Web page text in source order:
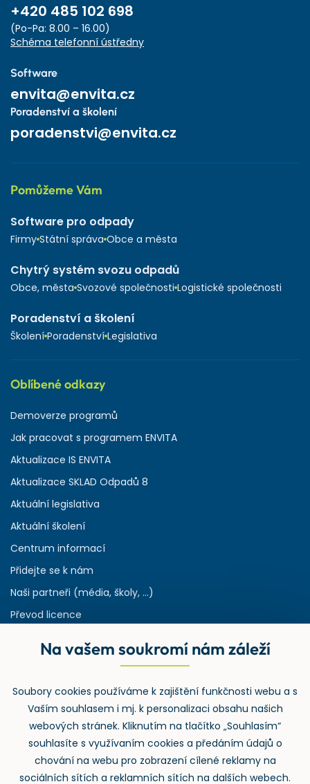
+420 485 102 698
(Po-Pa: 8.00 – 16.00)
Schéma telefonní ústředny
Software
envita@envita.cz
Poradenství a školení
poradenstvi@envita.cz
Pomůžeme Vám
Software pro odpady
Firmy Státní správa Obce a města
Chytrý systém svozu odpadů
Obce, města Svozové společnosti Logistické společnosti
Poradenství a školení
Školení Poradenství Legislativa
Oblíbené odkazy
Demoverze programů
Jak pracovat s programem ENVITA
Aktualizace IS ENVITA
Aktualizace SKLAD Odpadů 8
Aktuální legislativa
Aktuální školení
Centrum informací
Přidejte se k nám
Naši partneři (média, školy, ...)
Převod licence
Rejstřík používaných zkratek v odpadech
Zpětný odběr
Na vašem soukromí nám záleží
Soubory cookies používáme k zajištění funkčnosti webu a s
Vaším souhlasem i mj. k personalizaci obsahu našich
webových stránek. Kliknutím na tlačítko „Souhlasím“
souhlasíte s využívaním cookies a předáním údajů o
chování na webu pro zobrazení cílené reklamy na
sociálních sítích a reklamních sítích na dalších webech.